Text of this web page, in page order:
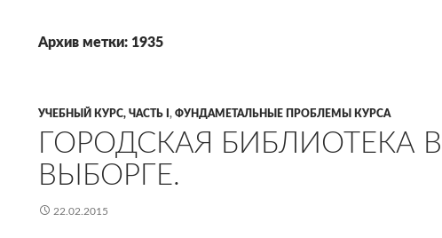
Архив метки: 1935
УЧЕБНЫЙ КУРС, ЧАСТЬ I , ФУНДАМЕТАЛЬНЫЕ ПРОБЛЕМЫ КУРСА
ГОРОДСКАЯ БИБЛИОТЕКА В
ВЫБОРГЕ.
22.02.2015